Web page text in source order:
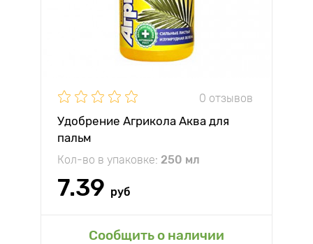
0 отзывов
Удобрение Агрикола Аква для
пальм
Кол-во в упаковке: 250 мл
7.39 руб
Сообщить о наличии